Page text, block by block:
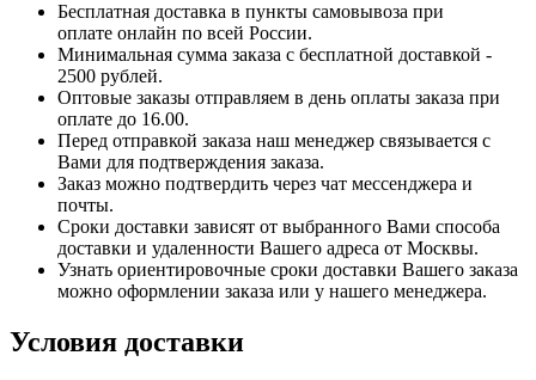
Бесплатная доставка в пункты самовывоза при
оплате онлайн по всей России.
Минимальная сумма заказа с бесплатной доставкой -
2500 рублей.
Оптовые заказы отправляем в день оплаты заказа при
оплате до 16.00.
Перед отправкой заказа наш менеджер связывается с
Вами для подтверждения заказа.
Заказ можно подтвердить через чат мессенджера и
почты.
Сроки доставки зависят от выбранного Вами способа
доставки и удаленности Вашего адреса от Москвы.
Узнать ориентировочные сроки доставки Вашего заказа
можно оформлении заказа или у нашего менеджера.
Условия доставки